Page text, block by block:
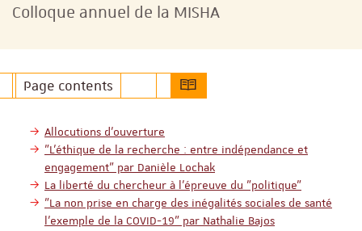
Colloque annuel de la MISHA
Page contents
Allocutions d'ouverture
"L’éthique de la recherche : entre indépendance et
engagement" par Danièle Lochak
La liberté du chercheur à l’épreuve du "politique"
"La non prise en charge des inégalités sociales de santé
l’exemple de la COVID-19" par Nathalie Bajos